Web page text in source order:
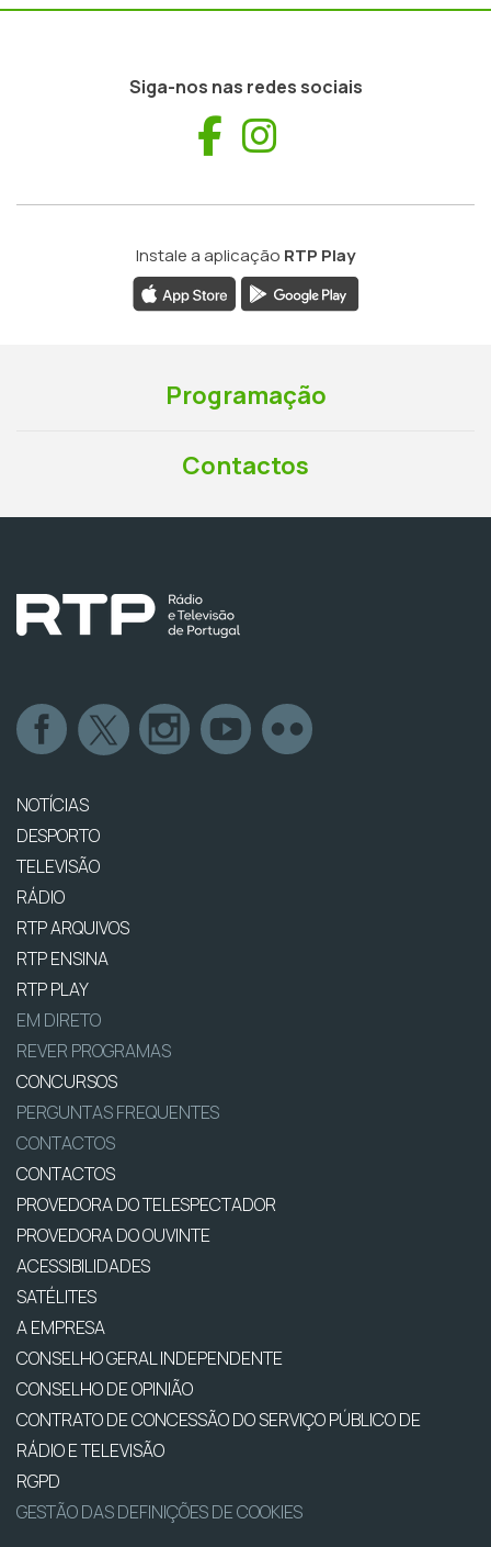
Siga-nos nas redes sociais
Facebook
Instale a aplicação RTP Play
Programação
Contactos
NOTÍCIAS
DESPORTO
TELEVISÃO
RÁDIO
RTP ARQUIVOS
RTP ENSINA
RTP PLAY
EM DIRETO
REVER PROGRAMAS
CONCURSOS
PERGUNTAS FREQUENTES
CONTACTOS
CONTACTOS
PROVEDORA DO TELESPECTADOR
PROVEDORA DO OUVINTE
ACESSIBILIDADES
SATÉLITES
A EMPRESA
CONSELHO GERAL INDEPENDENTE
CONSELHO DE OPINIÃO
CONTRATO DE CONCESSÃO DO SERVIÇO PÚBLICO DE
RÁDIO E TELEVISÃO
RGPD
GESTÃO DAS DEFINIÇÕES DE COOKIES